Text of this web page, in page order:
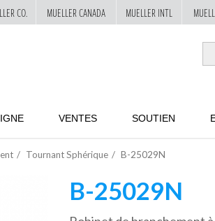
VENTES SOUTIEN
Tournant Sphérique B-25029N
B-25029N
CO. MUELLER CANADA MUELLER INTL